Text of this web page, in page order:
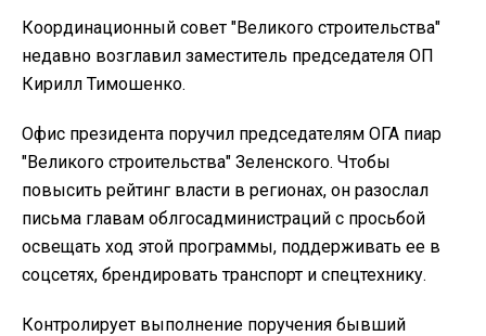
Координационный совет "Великого строительства"
недавно возглавил заместитель председателя ОП
Кирилл Тимошенко.
Офис президента поручил председателям ОГА пиар
"Великого строительства" Зеленского. Чтобы
повысить рейтинг власти в регионах, он разослал
письма главам облгосадминистраций с просьбой
освещать ход этой программы, поддерживать ее в
соцсетях, брендировать транспорт и спецтехнику.
Контролирует выполнение поручения бывший